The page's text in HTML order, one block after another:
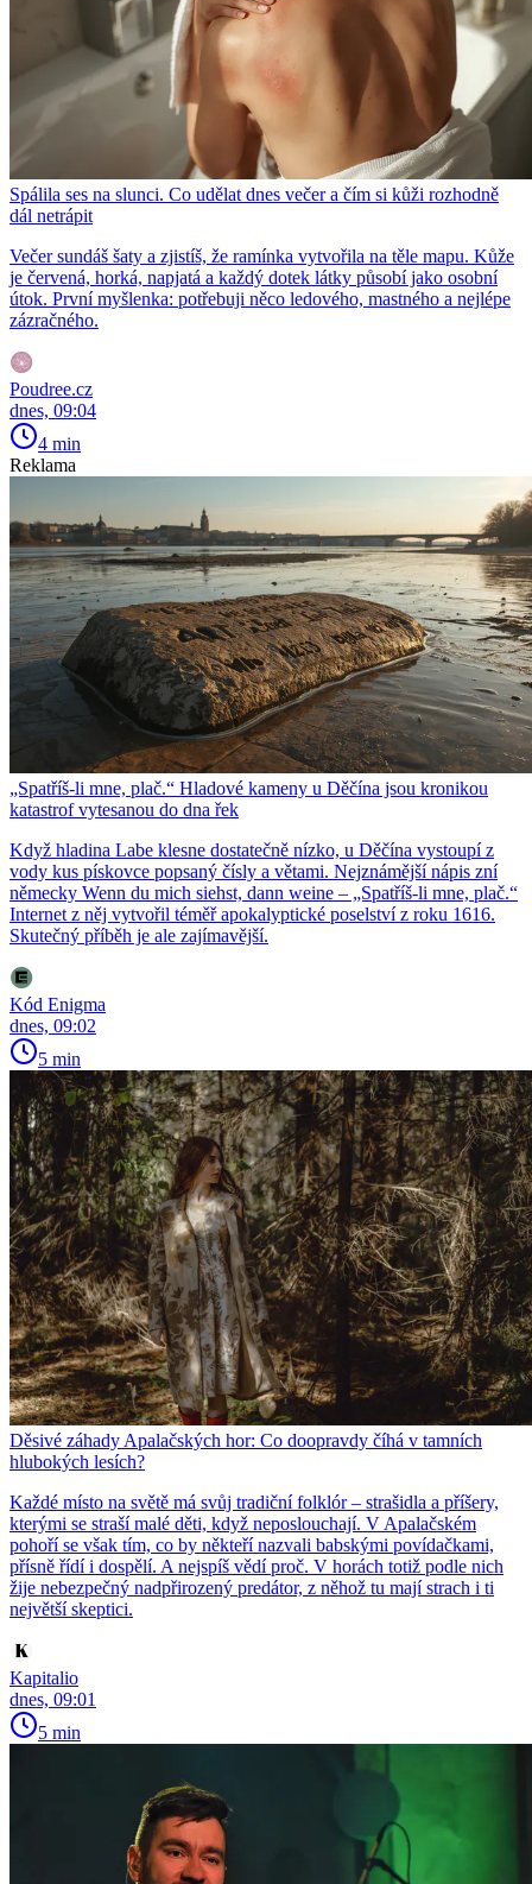
Spálila ses na slunci. Co udělat dnes večer a čím si kůži rozhodně
dál netrápit
Večer sundáš šaty a zjistíš, že ramínka vytvořila na těle mapu. Kůže
je červená, horká, napjatá a každý dotek látky působí jako osobní
útok. První myšlenka: potřebuji něco ledového, mastného a nejlépe
zázračného.
Poudree.cz
dnes, 09:04
4 min
Reklama
„Spatříš-li mne, plač.“ Hladové kameny u Děčína jsou kronikou
katastrof vytesanou do dna řek
Když hladina Labe klesne dostatečně nízko, u Děčína vystoupí z
vody kus pískovce popsaný čísly a větami. Nejznámější nápis zní
německy Wenn du mich siehst, dann weine – „Spatříš-li mne, plač.“
Internet z něj vytvořil téměř apokalyptické poselství z roku 1616.
Skutečný příběh je ale zajímavější.
Kód Enigma
dnes, 09:02
5 min
Děsivé záhady Apalačských hor: Co doopravdy číhá v tamních
hlubokých lesích?
Každé místo na světě má svůj tradiční folklór – strašidla a příšery,
kterými se straší malé děti, když neposlouchají. V Apalačském
pohoří se však tím, co by někteří nazvali babskými povídačkami,
přísně řídí i dospělí. A nejspíš vědí proč. V horách totiž podle nich
žije nebezpečný nadpřirozený predátor, z něhož tu mají strach i ti
největší skeptici.
Kapitalio
dnes, 09:01
5 min